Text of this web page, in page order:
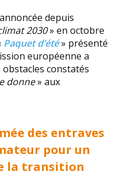
depuis
2030» en octobre
Paquet d’été» présenté
européenne a
constatés
donne» aux
des entraves
pour un
la transition